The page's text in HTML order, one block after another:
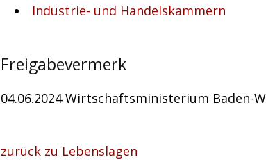
Industrie- und Handelskammern
Freigabevermerk
04.06.2024 Wirtschaftsministerium Baden-
zurück zu Lebenslagen